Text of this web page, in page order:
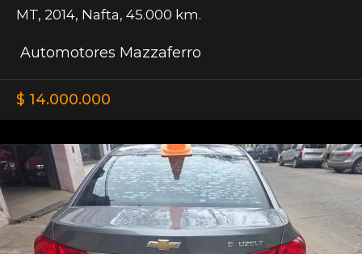
MT, 2014, Nafta, 45.000 km.
Automotores Mazzaferro
$ 14.000.000